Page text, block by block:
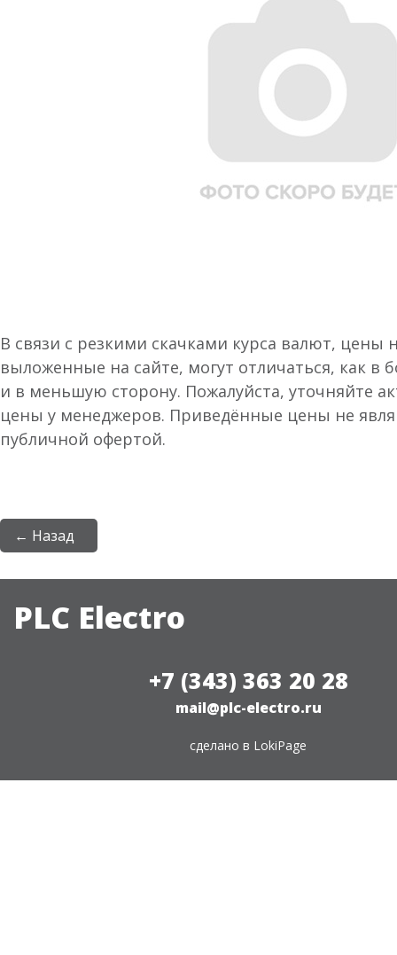
В связи с резкими скачками курса валют, цены
выложенные на сайте, могут отличаться, как в
и в меньшую сторону. Пожалуйста, уточняйте
цены у менеджеров. Приведённые цены не
публичной офертой.
← Назад
PLC Electro
+7 (343) 363 20 28
mail@plc-electro.ru
сделано в LokiPage